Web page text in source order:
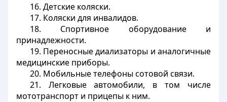
16. Детские коляски.
17. Коляски для инвалидов.
18. Спортивное оборудование и
принадлежности.
19. Переносные диализаторы и аналогичные
медицинские приборы.
20. Мобильные телефоны сотовой связи.
21. Легковые автомобили, в том числе
мототранспорт и прицепы к ним.